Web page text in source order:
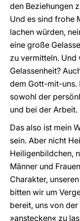
den Beziehungen
Und es sind frohe
lachen würden,
eine große
zu vermitteln.
Gelassenheit?
dem Gott-mit-uns.
sowohl der
und bei der Arbeit.
Das also ist mein
sein. Aber nicht
Heiligenbildchen,
Männer und
Charakter,
bitten wir um
bereit, uns von
»anstecken« zu